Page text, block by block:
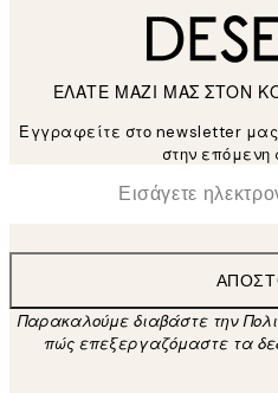
ΕΛΑΤΕ ΜΑΖΙ ΜΑΣ ΣΤΟΝ
Εγγραφείτε στο newsletter μας
στην
Ηλεκτρονική Διεύθυνση
Παρακαλούμε διαβάστε την
πώς επεξεργαζόμαστε τα